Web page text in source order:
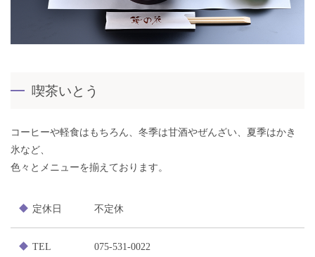
喫茶いとう
コーヒーや軽食はもちろん、冬季は甘酒やぜんざい、夏季はかき
氷など、
色々とメニューを揃えております。
定休日 不定休
TEL 075-531-0022